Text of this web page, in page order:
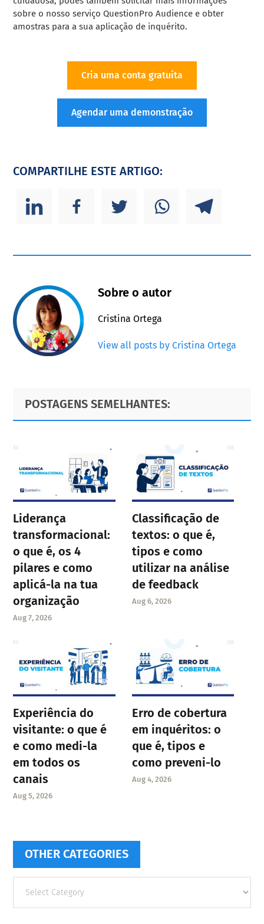
sobre o nosso serviço QuestionPro Audience e obter
amostras para a sua aplicação de inquérito.
Cria uma conta gratuita
Agendar uma demonstração
COMPARTILHE ESTE ARTIGO:
Sobre o autor
Cristina Ortega
View all posts by Cristina Ortega
Primary
Sidebar
Footer
POSTAGENS SEMELHANTES:
Liderança
transformacional:
o que é, os 4
pilares e como
aplicá-la na tua
organização
Aug 7, 2026
Classificação de
textos: o que é,
tipos e como
utilizar na análise
de feedback
Aug 6, 2026
Experiência do
visitante: o que é
e como medi-la
em todos os
canais
Aug 5, 2026
Erro de cobertura
em inquéritos: o
que é, tipos e
como preveni-lo
Aug 4, 2026
OTHER CATEGORIES
categories